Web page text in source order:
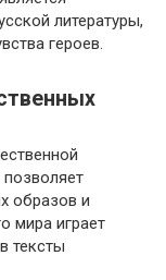
литературы,
героев.
образов и
мира играет
тексты